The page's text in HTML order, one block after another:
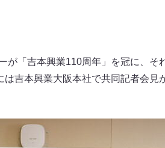
「吉本興業110周年」を冠に、そ
吉本興業大阪本社で共同記者会見